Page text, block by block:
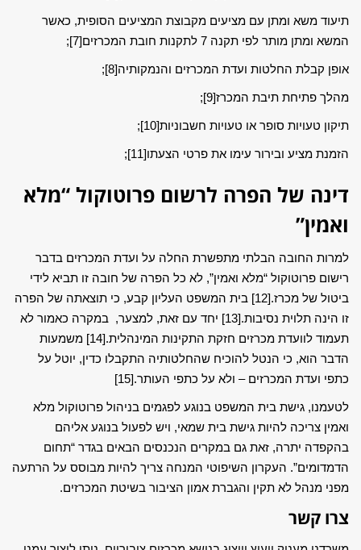
תיעוד משא ומתן עם מציעים מקבוצת המציעים הסופית, כאשר
המשא ומתן מותר לפי תקנה 7 לתקנות חובת המכרזים
[7]
;
אופן קבלת החלטות ועדת המכרזים והנמקותיה[8]
;
מהלך פתיחת תיבת המכרז[9]
;
תיקון טעויות סופר או טעויות חשבוניות[10]
;
הזמנת מציע ובירור עימו את פרטי הצעתו[11]
;
דינה של הפרה לרשום פרוטוקול “מלא
ואמין”
למרות החובה הבלתי מתפשרת החלה על ועדת המכרזים בדבר
רישום פרוטוקול “מלא ואמין”, לא כל הפרה של חובה זו תביא לידי
ביטול של מכרז.[12]
בית המשפט העליון קבע, כי תוצאתה של הפרה
זו הינה תלוית נסיבות.[13]
יחד עם זאת, למצער, במקרה כאמור לא
תעמוד לוועדת מכרזים חזקת התקינות המינהלית.[14]
משמעות
הדבר הוא, כי הנטל להוכיח שהחלטותיה התקבלו כדין, יוטל על
כתפי ועדת המכרזים – ולא על כתפי העותר.[15]
לטעמנו, גישת בית המשפט בנוגע לפגמים בניהול פרוטוקול מלא
ואמין צריכה להיות גישת בית שמאי, ויש לפעול בנוגע אליהם
בהקפדה יתרה, זאת גם במקרים הנכנסים הבאים בגדר “תחום
הדמדומים”. העקרון השיפוטי המנחה צריך להיות מבוסס על הרתעה
מפני מנהל לא תקין והגברת אמון הציבור בשיטת המכרזים.
צרו קשר